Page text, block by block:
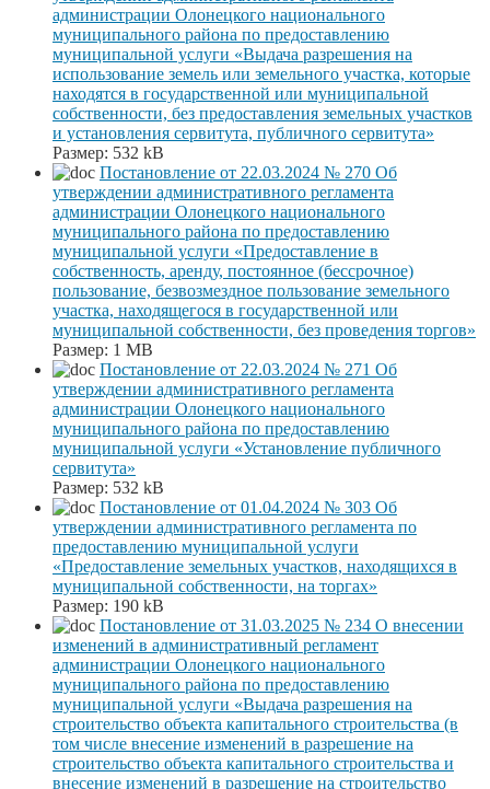
администрации Олонецкого национального
муниципального района по предоставлению
муниципальной услуги «Выдача разрешения на
использование земель или земельного участка, которые
находятся в государственной или муниципальной
собственности, без предоставления земельных участков
и установления сервитута, публичного сервитута»
Размер: 532 kB
Постановление от 22.03.2024 № 270 Об
утверждении административного регламента
администрации Олонецкого национального
муниципального района по предоставлению
муниципальной услуги «Предоставление в
собственность, аренду, постоянное (бессрочное)
пользование, безвозмездное пользование земельного
участка, находящегося в государственной или
муниципальной собственности, без проведения торгов»
Размер: 1 MB
Постановление от 22.03.2024 № 271 Об
утверждении административного регламента
администрации Олонецкого национального
муниципального района по предоставлению
муниципальной услуги «Установление публичного
сервитута»
Размер: 532 kB
Постановление от 01.04.2024 № 303 Об
утверждении административного регламента по
предоставлению муниципальной услуги
«Предоставление земельных участков, находящихся в
муниципальной собственности, на торгах»
Размер: 190 kB
Постановление от 31.03.2025 № 234 О внесении
изменений в административный регламент
администрации Олонецкого национального
муниципального района по предоставлению
муниципальной услуги «Выдача разрешения на
строительство объекта капитального строительства (в
том числе внесение изменений в разрешение на
строительство объекта капитального строительства и
внесение изменений в разрешение на строительство